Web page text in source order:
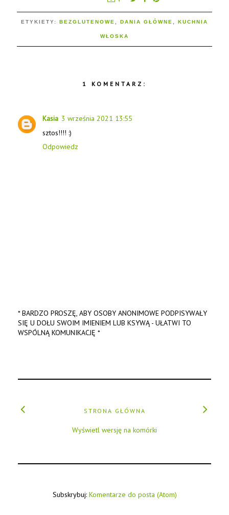
ETYKIETY: BEZGLUTENOWE DANIA GŁÓWNE KUCHNIA
WŁOSKA
1 KOMENTARZ:
Kasia 3 września 2021 13:55
sztos!!!! :)
Odpowiedz
* BARDZO PROSZĘ, ABY OSOBY ANONIMOWE PODPISYWAŁY
SIĘ U DOŁU SWOIM IMIENIEM LUB KSYWĄ - UŁATWI TO
WSPÓLNĄ KOMUNIKACJĘ *
STRONA GŁÓWNA
Wyświetl wersję na komórki
Subskrybuj: Komentarze do posta (Atom)